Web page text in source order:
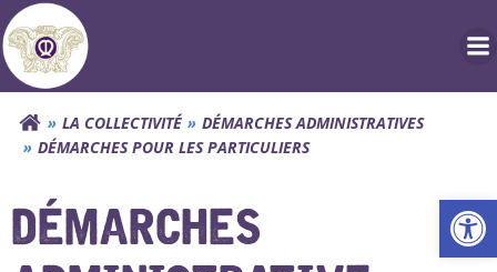
Aller
au
contenu
LA COLLECTIVITÉ
DÉMARCHES ADMINISTRATIVES
DÉMARCHES POUR LES PARTICULIERS
DÉMARCHES